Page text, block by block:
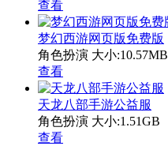
查看
梦幻西游网页版免费版
角色扮演 大小:10.57MB
查看
天龙八部手游公益服
角色扮演 大小:1.51GB
查看